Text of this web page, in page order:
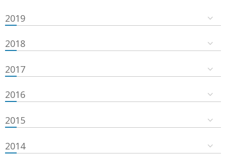
2019
2018
2017
2016
2015
2014